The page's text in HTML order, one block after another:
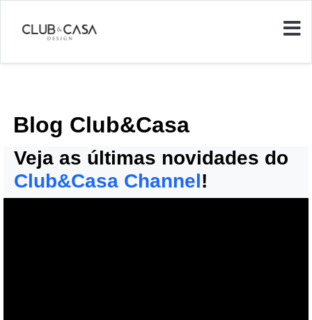
Blog Club&Casa
Veja as últimas novidades do
Club&Casa Channel!